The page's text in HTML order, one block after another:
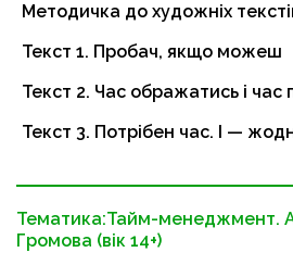
Методичка до художніх
Текст 1. Пробач, якщо можеш
Текст 2. Час ображатись і час
Текст 3. Потрібен час. І —
Тематика:Тайм-менеджмент.
Громова (вік 14+)